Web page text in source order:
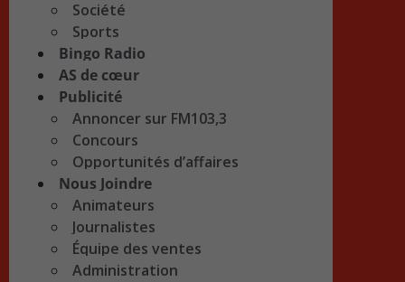
Société
Sports
Bingo Radio
AS de cœur
Publicité
Annoncer sur FM103,3
Concours
Opportunités d’affaires
Nous Joindre
Animateurs
Journalistes
Équipe des ventes
Administration